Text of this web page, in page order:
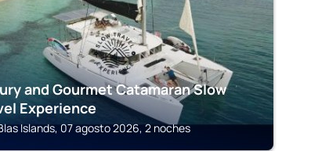
and Gourmet Catamaran Slow
Experience
Islands, 07 agosto 2026, 2 noches